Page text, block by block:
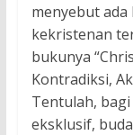
menyebut
kekristenan
bukunya
Kontradiksi,
Tentulah,
eksklusif,